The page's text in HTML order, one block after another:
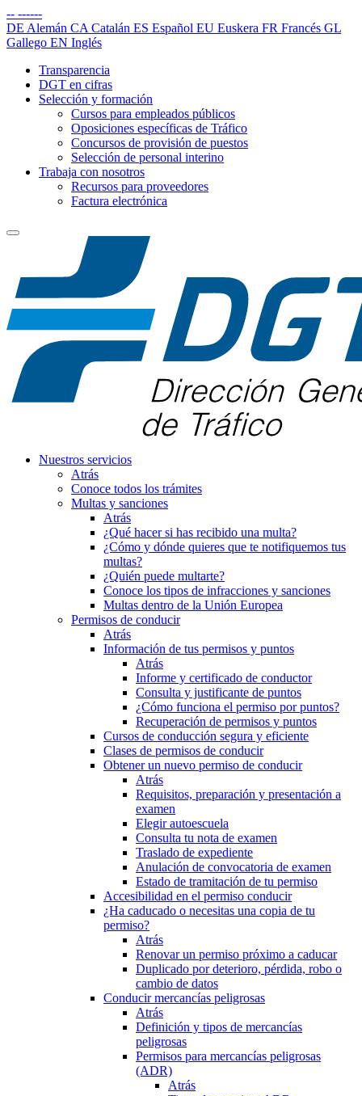
-- ------
DE Alemán CA Catalán ES Español EU Euskera FR Francés GL
Gallego EN Inglés
Transparencia
DGT en cifras
Selección y formación
Cursos para empleados públicos
Oposiciones específicas de Tráfico
Concursos de provisión de puestos
Selección de personal interino
Trabaja con nosotros
Recursos para proveedores
Factura electrónica
Nuestros servicios
Atrás
Conoce todos los trámites
Multas y sanciones
Atrás
¿Qué hacer si has recibido una multa?
¿Cómo y dónde quieres que te notifiquemos tus
multas?
¿Quién puede multarte?
Conoce los tipos de infracciones y sanciones
Multas dentro de la Unión Europea
Permisos de conducir
Atrás
Información de tus permisos y puntos
Atrás
Informe y certificado de conductor
Consulta y justificante de puntos
¿Cómo funciona el permiso por puntos?
Recuperación de permisos y puntos
Cursos de conducción segura y eficiente
Clases de permisos de conducir
Obtener un nuevo permiso de conducir
Atrás
Requisitos, preparación y presentación a
examen
Elegir autoescuela
Consulta tu nota de examen
Traslado de expediente
Anulación de convocatoria de examen
Estado de tramitación de tu permiso
Accesibilidad en el permiso conducir
¿Ha caducado o necesitas una copia de tu
permiso?
Atrás
Renovar un permiso próximo a caducar
Duplicado por deterioro, pérdida, robo o
cambio de datos
Conducir mercancías peligrosas
Atrás
Definición y tipos de mercancías
peligrosas
Permisos para mercancías peligrosas
(ADR)
Atrás